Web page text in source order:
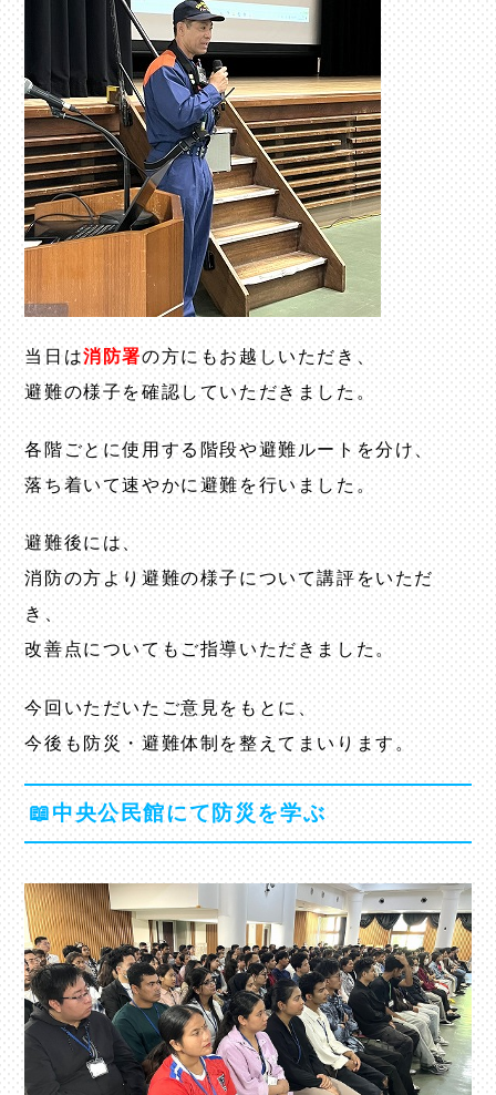
当日は消防署の方にもお越しいただき、
避難の様子を確認していただきました。
各階ごとに使用する階段や避難ルートを分け、
落ち着いて速やかに避難を行いました。
避難後には、
消防の方より避難の様子について講評をいただ
き、
改善点についてもご指導いただきました。
今回いただいたご意見をもとに、
今後も防災・避難体制を整えてまいります。
📖中央公民館にて防災を学ぶ